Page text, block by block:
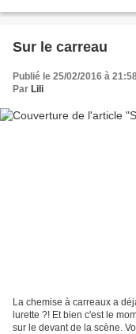
Sur le carreau
Publié le 25/02/2016 à
Par Lili
La chemise à carreaux a
lurette ?! Et bien c'est le
sur le devant de la scène.